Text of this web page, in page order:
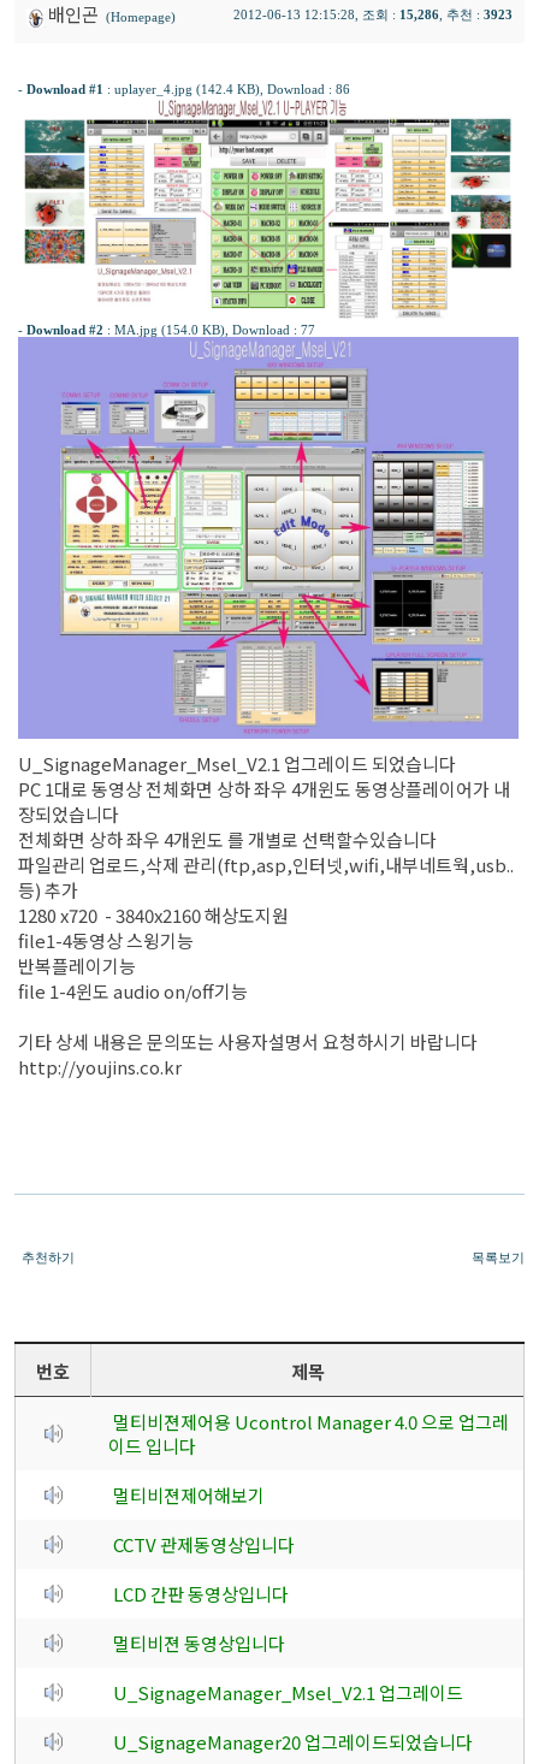
배인곤 (Homepage) 2012-06-13 12:15:28, 조회 : 15,286 , 추천 : 3923
- Download #1 : uplayer_4.jpg (142.4 KB) , Download : 86
- Download #2 : MA.jpg (154.0 KB) , Download : 77
U_SignageManager_Msel_V2.1 업그레이드 되었습니다
PC 1대로 동영상 전체화면 상하 좌우 4개윈도 동영상플레이어가 내
장되었습니다
전체화면 상하 좌우 4개윈도 를 개별로 선택할수있습니다
파일관리 업로드,삭제 관리(ftp,asp,인터넷,wifi,내부네트웍,usb..
등) 추가
1280 x720 - 3840x2160 해상도지원
file1-4동영상 스윙기능
반복플레이기능
file 1-4윈도 audio on/off기능
기타 상세 내용은 문의또는 사용자설명서 요청하시기 바랍니다
http://youjins.co.kr
추천하기 목록보기
번호
제목
멀티비젼제어용 Ucontrol Manager 4.0 으로 업그레
이드 입니다
멀티비젼제어해보기
CCTV 관제동영상입니다
LCD 간판 동영상입니다
멀티비젼 동영상입니다
U_SignageManager_Msel_V2.1 업그레이드
U_SignageManager20 업그레이드되었습니다